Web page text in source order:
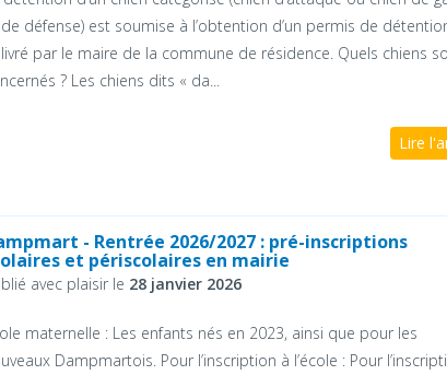
défense) est soumise à l’obtention d’un permis de
par le maire de la commune de résidence. Quels chiens
? Les chiens dits « da...
Lire
- Rentrée 2026/2027 : pré-inscriptions
et périscolaires en mairie
avec plaisir le 28 janvier 2026
maternelle : Les enfants nés en 2023, ainsi que pour les
Dampmartois. Pour l’inscription à l’école : Pour